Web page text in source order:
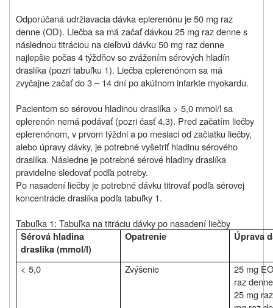
Odporúčaná udržiavacia dávka eplerenónu je 50 mg raz
denne (OD). Liečba sa má začať dávkou 25 mg raz denne s
následnou titráciou na cieľovú dávku 50 mg raz denne
najlepšie počas 4 týždňov so zvážením sérových hladín
draslíka (pozri tabuľku 1). Liečba eplerenónom sa má
zvyčajne začať do 3 – 14 dní po akútnom infarkte myokardu.
Pacientom so sérovou hladinou draslíka > 5,0 mmol/l sa
eplerenón nemá podávať (pozri časť 4.3). Pred začatím liečby
eplerenónom, v prvom týždni a po mesiaci od začiatku liečby,
alebo úpravy dávky, je potrebné vyšetriť hladinu sérového
draslíka. Následne je potrebné sérové hladiny draslíka
pravidelne sledovať podľa potreby.
Po nasadení liečby je potrebné dávku titrovať podľa sérovej
koncentrácie draslíka podľa tabuľky 1.
Tabuľka 1: Tabuľka na titráciu dávky po nasadení liečby
Sérová hladina
draslíka (mmol/l)
Opatrenie Úprava
< 5,0 Zvýšenie
25 mg
raz denne
25 mg